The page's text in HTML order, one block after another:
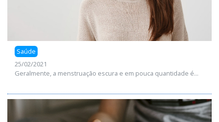
Saúde
25/02/2021
Geralmente, a menstruação escura e em pouca quantidade é...